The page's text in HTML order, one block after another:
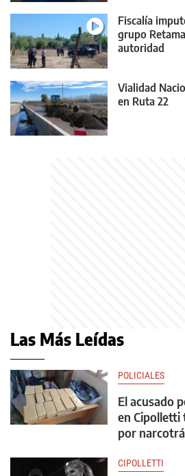
Fiscalía
grupo
autoridad
Vialidad
en Ruta 22
Las Más Leídas
POLICIALES
El acusado
en Cipolletti
por
CIPOLLETTI